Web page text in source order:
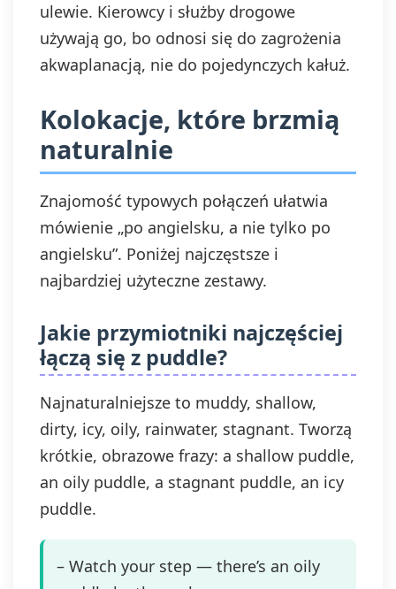
ulewie. Kierowcy i służby drogowe
używają go, bo odnosi się do zagrożenia
akwaplanacją, nie do pojedynczych kałuż.
Kolokacje, które brzmią
naturalnie
Znajomość typowych połączeń ułatwia
mówienie „po angielsku, a nie tylko po
angielsku”. Poniżej najczęstsze i
najbardziej użyteczne zestawy.
Jakie przymiotniki najczęściej
łączą się z puddle?
Najnaturalniejsze to muddy, shallow,
dirty, icy, oily, rainwater, stagnant. Tworzą
krótkie, obrazowe frazy: a shallow puddle,
an oily puddle, a stagnant puddle, an icy
puddle.
– Watch your step — there’s an oily